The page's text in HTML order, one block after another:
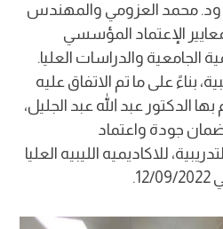
ود. محمد العزومي والمهندس
الإعتماد المؤسسي
الجامعية والدراسات العليا.
بناءً على ما تم الاتفاق عليه
الدكتور عبد الله عبد الجليل،
جودة واعتماد
للاكاديميه الليبيه العليا